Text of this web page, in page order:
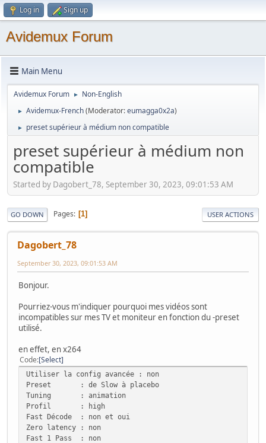
Log in Sign up
Avidemux Forum
Main Menu
Avidemux Forum ► Non-English
► Avidemux-French(Moderator:eumagga0x2a)
► preset supérieur à médium non compatible
preset supérieur à médium non
compatible
Started by Dagobert_78, September 30, 2023, 09:01:53 AM
GO DOWN Pages 1 USER ACTIONS
Dagobert_78
September 30, 2023, 09:01:53 AM
Bonjour.
Pourriez-vous m'indiquer pourquoi mes vidéos sont
incompatibles sur mes TV et moniteur en fonction du -preset
utilisé.
en effet, en x264
Code Select
Utiliser la config avancée : non
Preset : de Slow à placebo
Tuning : animation
Profil : high
Fast Décode : non et oui
Zero latency : non
Fast 1 Pass : non